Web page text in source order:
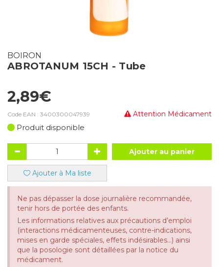
BOIRON
ABROTANUM 15CH - Tube
2,89€
Attention Médicament
Code EAN : 3400300047939
Produit disponible
Ajouter au panier
Ajouter à Ma liste
Ne pas dépasser la dose journalière recommandée,
tenir hors de portée des enfants.
Les informations relatives aux précautions d’emploi
(interactions médicamenteuses, contre-indications,
mises en garde spéciales, effets indésirables...) ainsi
que la posologie sont détaillées par la notice du
médicament.